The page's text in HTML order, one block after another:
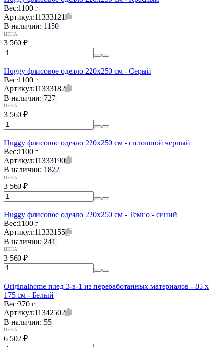
Вес:1100 г
Артикул:11333121
В наличии: 1150
ЦЕНА:
3 560 ₽
Huggy флисовое одеяло 220x250 см - Серый
Вес:1100 г
Артикул:11333182
В наличии: 727
ЦЕНА:
3 560 ₽
Huggy флисовое одеяло 220x250 см - сплошной черный
Вес:1100 г
Артикул:11333190
В наличии: 1822
ЦЕНА:
3 560 ₽
Huggy флисовое одеяло 220x250 см - Темно - синий
Вес:1100 г
Артикул:11333155
В наличии: 241
ЦЕНА:
3 560 ₽
Originalhome плед 3-в-1 из переработанных материалов - 85 x
175 см - Белый
Вес:370 г
Артикул:11342502
В наличии: 55
ЦЕНА:
6 502 ₽